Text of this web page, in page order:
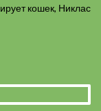
кошек, Никлас